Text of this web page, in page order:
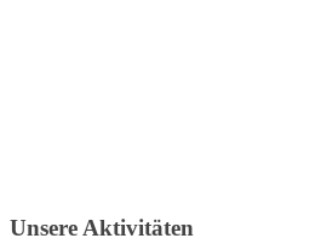
Unsere Aktivitäten